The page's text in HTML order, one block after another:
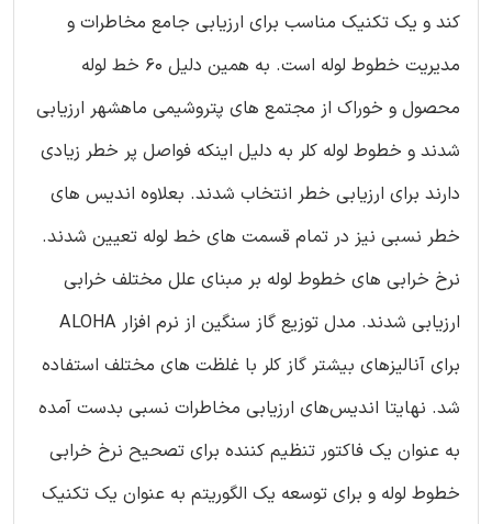
کند و یک تکنیک مناسب برای ارزیابی جامع مخاطرات و
مدیریت خطوط لوله است. به همین دلیل 60 خط لوله
محصول و خوراک از مجتمع های پتروشیمی ماهشهر ارزیابی
شدند و خطوط لوله کلر به دلیل اینکه فواصل پر خطر زیادی
دارند برای ارزیابی خطر انتخاب شدند. بعلاوه اندیس های
خطر نسبی نیز در تمام قسمت های خط لوله تعیین شدند.
نرخ خرابی های خطوط لوله بر مبنای علل مختلف خرابی
ارزیابی شدند. مدل توزیع گاز سنگین از نرم افزار ALOHA
برای آنالیزهای بیشتر گاز کلر با غلظت های مختلف استفاده
شد. نهایتا اندیس‌های ارزیابی مخاطرات نسبی بدست آمده
به عنوان یک فاکتور تنظیم کننده برای تصحیح نرخ خرابی
خطوط لوله و برای توسعه یک الگوریتم به عنوان یک تکنیک